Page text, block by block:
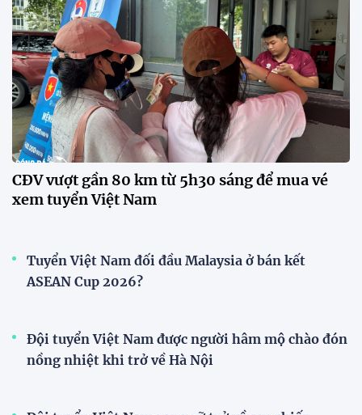
Tiền đạo Đình Bắc: "Chiến
thắng này là thành quả của cả
tập thể"
23:15 24/07/2026
Đình Bắc lập hat-trick, tuyển
Việt Nam thắng đậm Timor
Leste tại ASEAN Cup 2026
22:34 24/07/2026
''tiếp lửa'' thầy trò HLV Kim
XEM THÊM